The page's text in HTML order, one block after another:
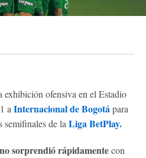
exhibición ofensiva en el Estadio
a Internacional de Bogotápara
semifinales de la Liga BetPlay.
sorprendió rápidamentecon